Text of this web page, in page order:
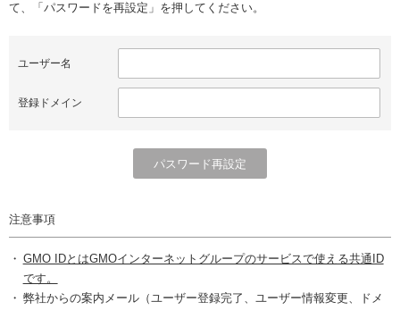
て、「パスワードを再設定」を押してください。
ユーザー名
登録ドメイン
注意事項
GMO IDとはGMOインターネットグループのサービスで使える共通ID
です。
弊社からの案内メール（ユーザー登録完了、ユーザー情報変更、ドメ